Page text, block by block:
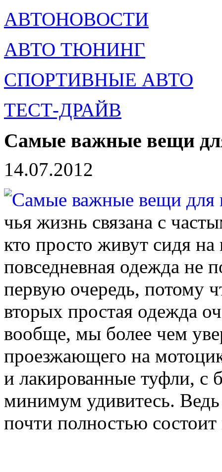
АВТОНОВОСТИ
АВТО ТЮНИНГ
СПОРТИВНЫЕ АВТО
ТЕСТ-ДРАЙВ
Самые важные вещи
14.07.2012
чья жизнь связана с
кто просто живут сидя
повседневная одежда не
первую очередь, потому
вторых простая одежда
вообще, мы более чем
проезжающего на
и лакированные туфли, с
минимум удивитесь.
почти полностью